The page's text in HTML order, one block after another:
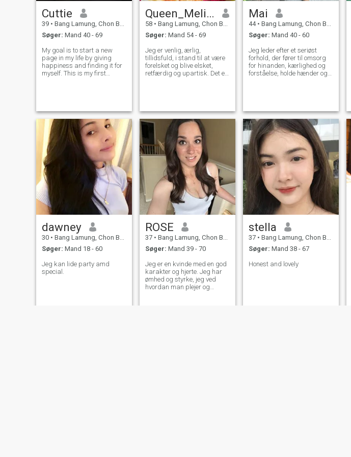
Cuttie
39 • Bang Lamung, Chon Buri, Thailand
Søger: Mand 40 - 69
My goal is to start a new
page in my life by giving
happiness and finding it for
myself. This is my first
development very much and
never get bored. There i
Queen_Melissa
58 • Bang Lamung, Chon Buri, Thailand
Søger: Mand 54 - 69
Jeg er venlig, ærlig,
tillidsfuld, i stand til at være
forelsket og blive elsket,
retfærdig og upartisk. Det er
store vennekredse og grine
meget, men samtidig er jeg
meget seriøs med at skabe
et forhold og have en familie.
Jeg kan ikke lide for støjende
steder som diskoteker eller
restauranter, og det er mere
behageligt for mig at være
hjemme med venner eller
arrangere picnics udenfor.
Mai
44 • Bang Lamung, Chon Buri, Thailand
Søger: Mand 40 - 60
Jeg leder efter et seriøst
forhold, der fører til omsorg
for hinanden, kærlighed og
forståelse, holde hænder og
dawney
30 • Bang Lamung, Chon Buri, Thailand
Søger: Mand 18 - 60
Jeg kan lide party amd
special.
ROSE
37 • Bang Lamung, Chon Buri, Thailand
Søger: Mand 39 - 70
Jeg er en kvinde med en god
karakter og hjerte. Jeg har
ømhed og styrke, jeg ved
hvordan man plejer og
stella
37 • Bang Lamung, Chon Buri, Thailand
Søger: Mand 38 - 67
Honest and lovely